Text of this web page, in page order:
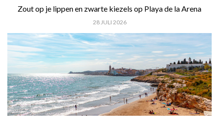
Zout op je lippen en zwarte kiezels op Playa de la Arena
28 JULI 2026